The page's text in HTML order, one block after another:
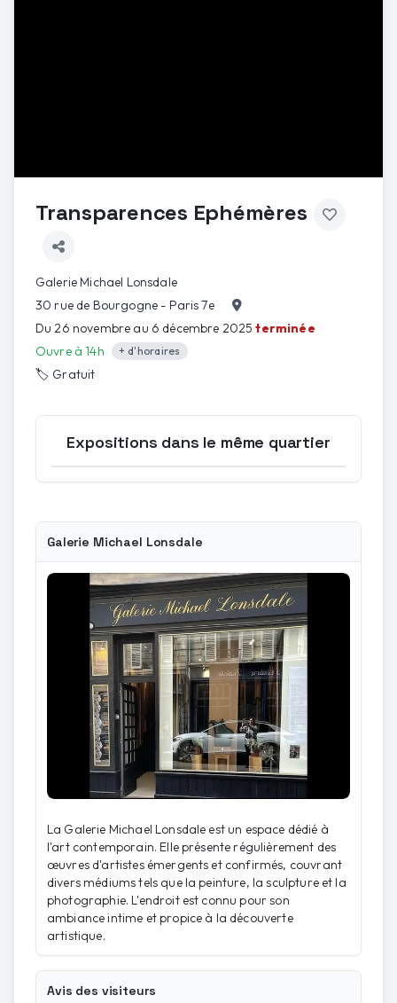
Transparences Ephémères
Galerie Michael Lonsdale
30 rue de Bourgogne - Paris 7e
Du 26 novembre au 6 décembre 2025terminée
Ouvre à 14h
+ d'horaires
🏷️ Gratuit
Expositions dans le même quartier
Galerie Michael Lonsdale
La Galerie Michael Lonsdale est un espace dédié à
l'art contemporain. Elle présente régulièrement des
œuvres d'artistes émergents et confirmés, couvrant
divers médiums tels que la peinture, la sculpture et la
photographie. L'endroit est connu pour son
ambiance intime et propice à la découverte
artistique.
Avis des visiteurs